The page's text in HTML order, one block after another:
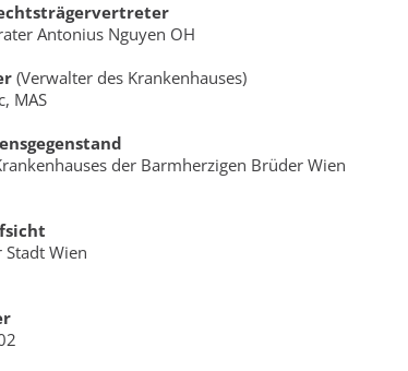
Antonius Nguyen OH
(Verwalter des Krankenhauses)
MAS
der Barmherzigen Brüder Wien
Wien